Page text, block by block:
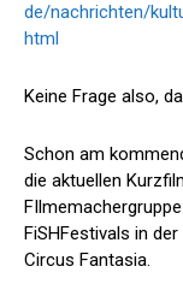
de/nachrichten/
html
Keine Frage also,
Schon am
die aktuellen
FiSHFestivals in
Circus Fantasia.